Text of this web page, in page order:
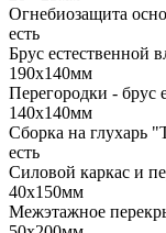
Огнебиозащита
есть
Брус естественной
190х140мм
Перегородки - брус
140х140мм
Сборка на глухарь
есть
Силовой каркас и
40х150мм
Межэтажное